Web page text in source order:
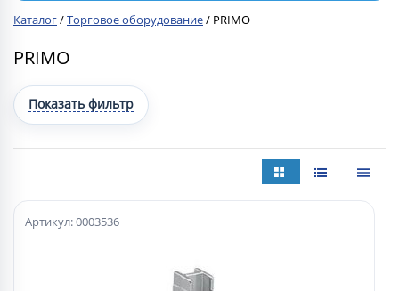
Каталог/Торговое оборудование/ PRIMO
PRIMO
Показать фильтр
Артикул: 0003536